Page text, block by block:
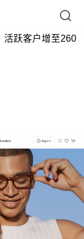
活跃客户增至260